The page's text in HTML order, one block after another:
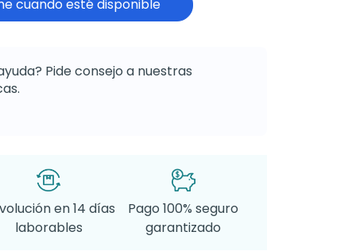
cuando esté disponible
Pide consejo a nuestras
en 14 días
laborables
Pago 100% seguro
garantizado